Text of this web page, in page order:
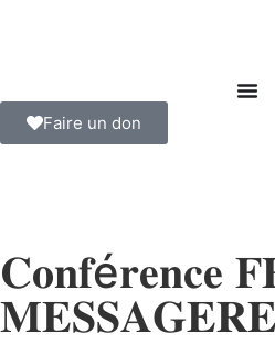
Faire un don
𝐂𝐨𝐧𝐟é𝐫𝐞𝐧𝐜𝐞